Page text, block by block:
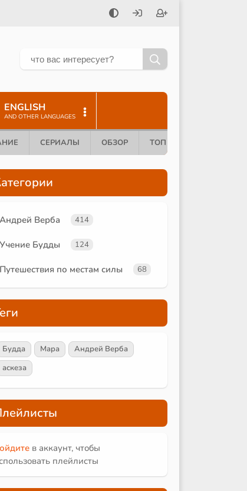
ENGLISH
AND OTHER LANGUAGES
СЕРИАЛЫ ОБЗОР ТОП 10
Андрей Верба 414
Учение Будды 124
Путешествия по местам силы 68
Будда Мара
Андрей Верба
аскеза
в аккаунт, чтобы
плейлисты